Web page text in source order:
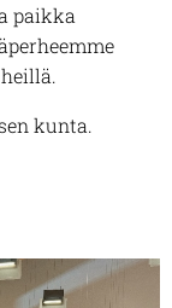
paikka
kunta.